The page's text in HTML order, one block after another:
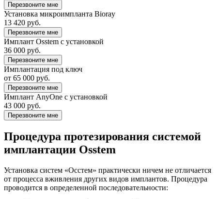
Перезвоните мне
Установка микроимпланта Bioray
13 420 руб.
Перезвоните мне
Имплант Osstem с установкой
36 000 руб.
Перезвоните мне
Имплантация под ключ
от 65 000 руб.
Перезвоните мне
Имплант AnyOne с установкой
43 000 руб.
Перезвоните мне
Процедура протезирования системой
имплантации Osstem
Установка систем «Осстем» практически ничем не отличается
от процесса вживления других видов имплантов. Процедура
проводится в определенной последовательности: